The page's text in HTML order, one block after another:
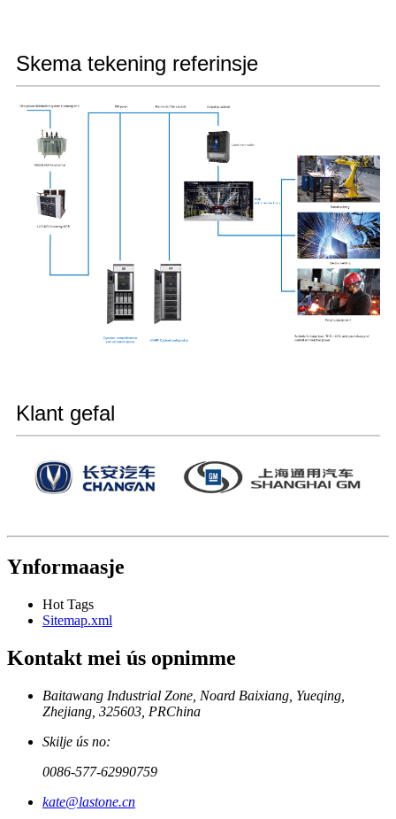
Skema tekening referinsje
Klant gefal
Ynformaasje
Hot Tags
Sitemap.xml
Kontakt mei ús opnimme
Baitawang Industrial Zone, Noard Baixiang, Yueqing,
Zhejiang, 325603, PRChina
Skilje ús no:
0086-577-62990759
kate@lastone.cn